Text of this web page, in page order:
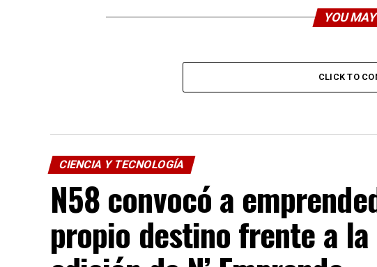
YOU
CLICK TO
CIENCIA Y TECNOLOGÍA
N58 convocó a
propio destino frente a